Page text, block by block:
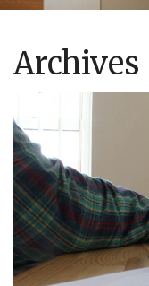
Archives